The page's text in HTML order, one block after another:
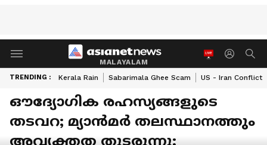
MALAYALAM
TRENDING : Kerala Rain Sabarimala Ghee Scam US - Iran Conflict
ഔദ്യോഗിക രഹസ്യങ്ങളുടെ
തടവറ; മ്യാൻമർ തലസ്ഥാനത്തും
അവ്യക്തത തുടരുന്നു;